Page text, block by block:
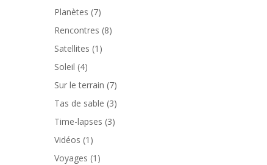
Planètes (7)
Rencontres (8)
Satellites (1)
Soleil (4)
Sur le terrain (7)
Tas de sable (3)
Time-lapses (3)
Vidéos (1)
Voyages (1)